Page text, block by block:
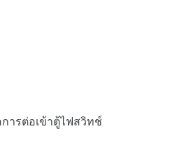
ารต่อเข้าตู้ไฟสวิทช์